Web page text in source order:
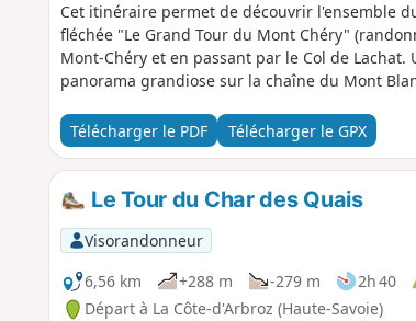
Cet itinéraire permet de découvrir l'ensemble
fléchée "Le Grand Tour du Mont Chéry"
Mont-Chéry et en passant par le Col de
panorama grandiose sur la chaîne du Mont
Télécharger le PDF Télécharger le GPX
Le Tour du Char des Quais
Visorandonneur
6,56 km
+288 m -279 m 2h 40
Départ à La Côte-d'Arbroz (Haute-Savoie)